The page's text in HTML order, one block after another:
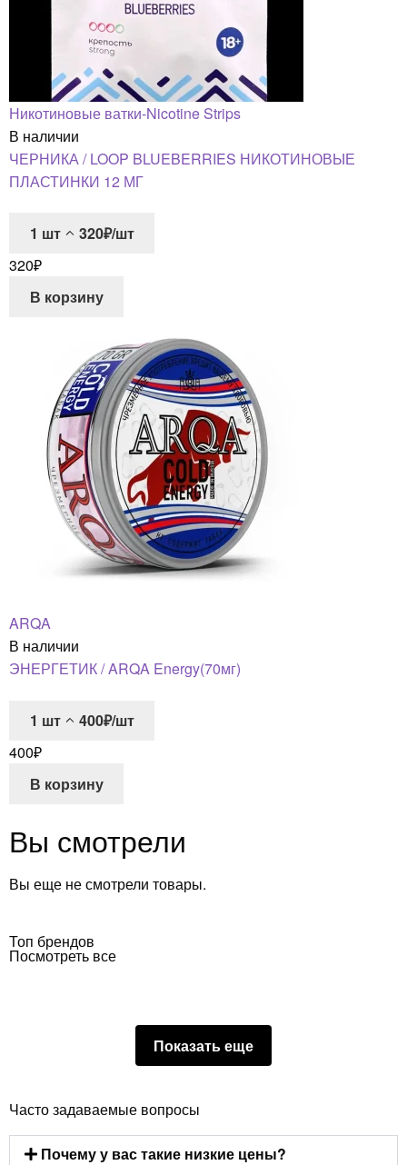
Никотиновые ватки-Nicotine Strips
В наличии
ЧЕРНИКА / LOOP BLUEBERRIES НИКОТИНОВЫЕ
ПЛАСТИНКИ 12 МГ
1 шт
320₽/шт
320₽
В корзину
ARQA
В наличии
ЭНЕРГЕТИК / ARQA Energy(70мг)
1 шт
400₽/шт
400₽
В корзину
Вы смотрели
Вы еще не смотрели товары.
Топ брендов
Посмотреть все
Показать еще
Часто задаваемые вопросы
Почему у вас такие низкие цены?